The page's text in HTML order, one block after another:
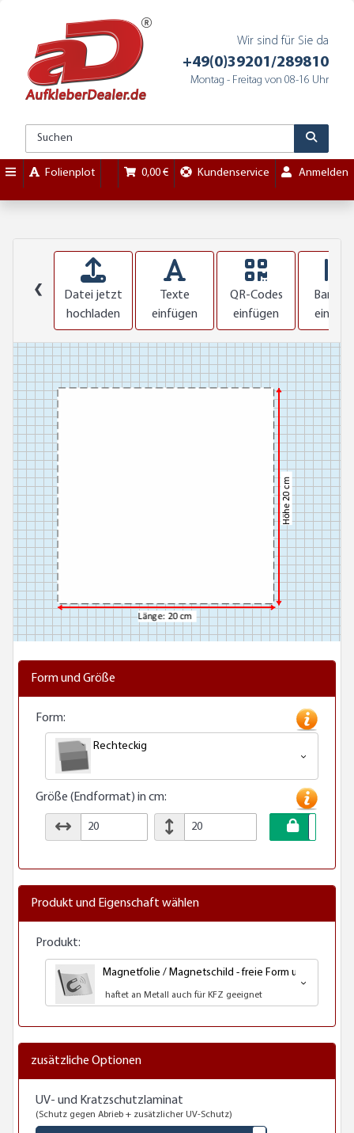
Wir sind für Sie da
+49(0)39201/289810
Montag - Freitag von 08-16 Uhr
Folienplot 0,00 € Kundenservice Anmelden
❮
Datei jetzt
hochladen
Texte
einfügen
QR-Codes
einfügen
Form und Größe
Form:
Rechteckig
Größe (Endformat) in cm:
Produkt und Eigenschaft wählen
Produkt:
Magnetfolie / Magnetschild - freie Form und Digital
haftet an Metall auch für KFZ geeignet
zusätzliche Optionen
UV- und Kratzschutzlaminat
(Schutz gegen Abrieb + zusätzlicher UV-Schutz)